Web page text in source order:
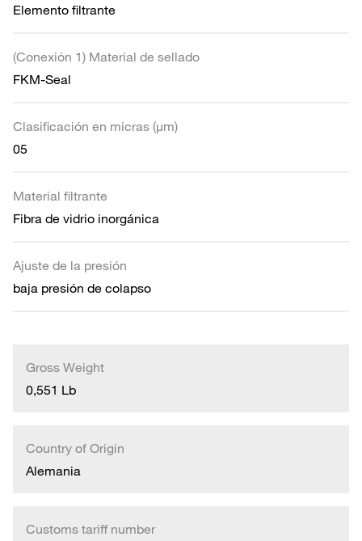
Elemento filtrante
(Conexión 1) Material de sellado
FKM-Seal
Clasificación en micras (µm)
05
Material filtrante
Fibra de vidrio inorgánica
Ajuste de la presión
baja presión de colapso
Gross Weight
0,551 Lb
Country of Origin
Alemania
Customs tariff number